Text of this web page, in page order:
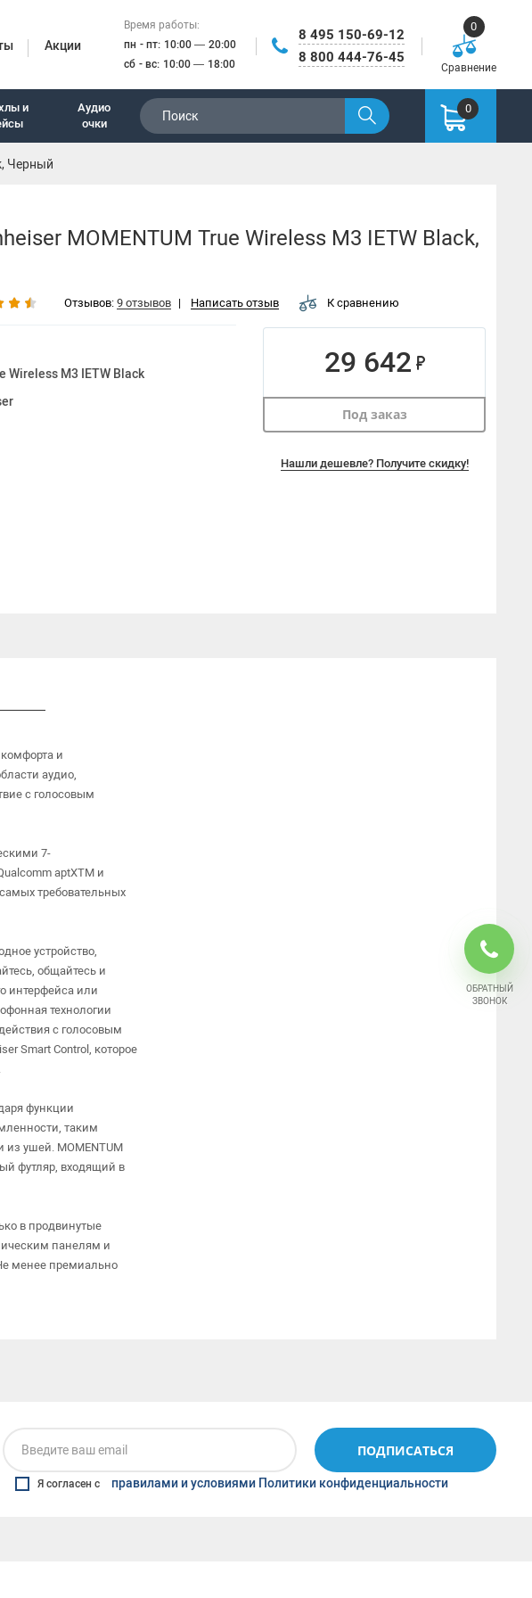
ОБРАТНЫЙ
ЗВОНОК
Акции
Время работы:
пн - пт: 10:00 — 20:00
сб - вс: 10:00 — 18:00
8 495 150-69-12
8 800 444-76-45
0
Сравнение
и
Аудио
очки
0
Черный
MOMENTUM True Wireless M3 IETW Black,
Отзывов: 9 отзывов | Написать отзыв К сравнению
Wireless M3 IETW Black
29 642
Под заказ
Нашли дешевле? Получите скидку!
и
аудио,
с голосовым
7-
aptXTM и
требовательных
устройство,
общайтесь и
интерфейса или
технологии
с голосовым
Smart Control, которое
функции
таким
ушей. MOMENTUM
футляр, входящий в
в продвинутые
панелям и
менее премиально
ПОДПИСАТЬСЯ
Я согласен с правилами и условиями Политики конфиденциальности